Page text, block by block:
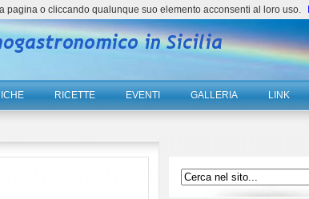
RICETTE EVENTI GALLERIA LINK
o cliccando qualunque suo elemento acconsenti al loro uso.